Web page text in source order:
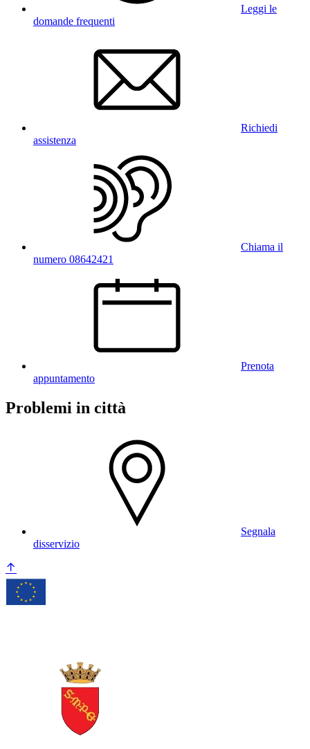
Leggi le
domande frequenti
Richiedi
assistenza
Chiama il
numero 08642421
Prenota
appuntamento
Problemi in città
Segnala
disservizio